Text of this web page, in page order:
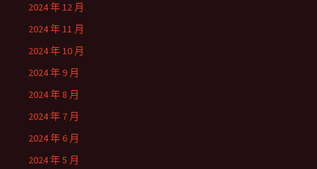
2024 年 12 月
2024 年 11 月
2024 年 10 月
2024 年 9 月
2024 年 8 月
2024 年 7 月
2024 年 6 月
2024 年 5 月